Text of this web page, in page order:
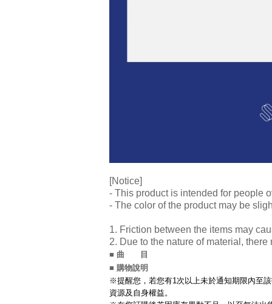
[Notice]
- This product is intended for people
- The color of the product may be
1. Friction between the items may
2. Due to the nature of material,
■ 曲 目
■ 購物說明
※提醒您，若您有1次以上未於通知期限內至
資源及自身權益。